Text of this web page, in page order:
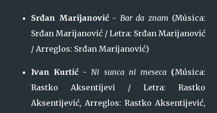
Srđan Marijanović - Bar da znam (Música:
Srđan Marijanović / Letra: Srđan Marijanović
/ Arreglos: Srđan Marijanović)
Ivan Kurtić -Ni sunca ni meseca(Música:
Rastko Aksentijevi / Letra: Rastko
Aksentijević, Arreglos: Rastko Aksentijević,